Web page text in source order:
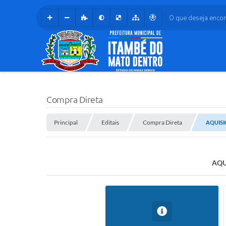
O que deseja
Compra Direta
Principal Editais Compra Direta